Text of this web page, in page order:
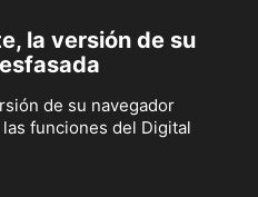
la versión de su
de su navegador
funciones del Digital